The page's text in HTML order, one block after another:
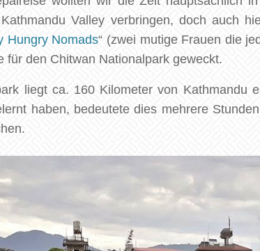
Valley verbringen, doch auch
Hungry Nomads“ (zwei mutige Frauen die
für den Chitwan Nationalpark geweckt.
liegt ca. 160 Kilometer von Kathmandu
haben, bedeutete dies mehrere